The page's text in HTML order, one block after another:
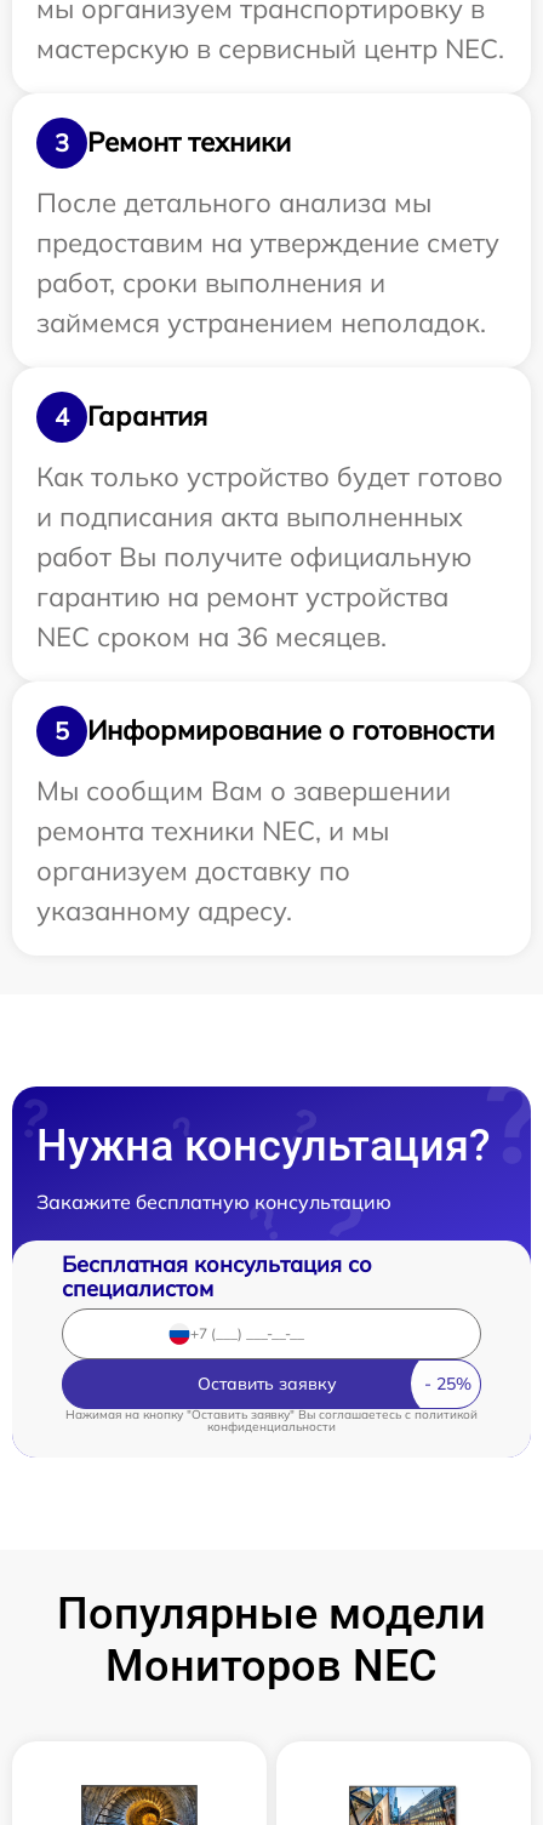
мы организуем транспортировку в
мастерскую в сервисный центр NEC.
3
Ремонт техники
После детального анализа мы
предоставим на утверждение смету
работ, сроки выполнения и
займемся устранением неполадок.
4
Гарантия
Как только устройство будет готово
и подписания акта выполненных
работ Вы получите официальную
гарантию на ремонт устройства
NEC сроком на 36 месяцев.
5
Информирование о готовности
Мы сообщим Вам о завершении
ремонта техники NEC, и мы
организуем доставку по
указанному адресу.
Нужна консультация?
Закажите бесплатную консультацию
Бесплатная консультация со
специалистом
Оставить заявку
Нажимая на кнопку "Оставить заявку" Вы соглашаетесь cполитикой
конфиденциальности
Популярные модели
Мониторов NEC